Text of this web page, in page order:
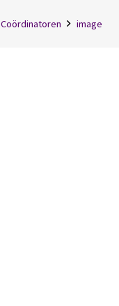
Coördinatoren image